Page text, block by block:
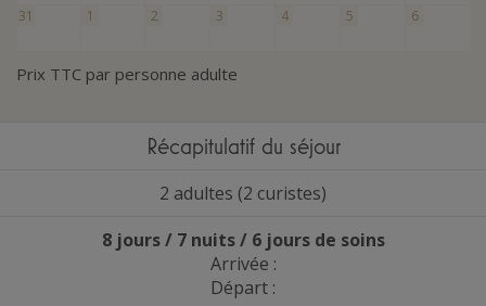
31 1 2 3 4 5 6
Prix TTC par personne adulte
Récapitulatif du séjour
2 adultes (2 curistes)
8 jours / 7 nuits / 6 jours de soins
Arrivée :
Départ :